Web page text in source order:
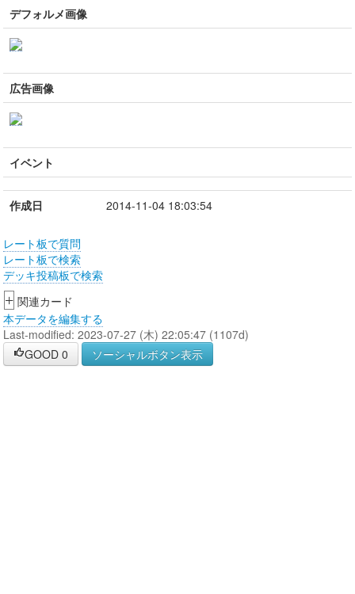
デフォルメ画像
広告画像
イベント
作成日 2014-11-04 18:03:54
レート板で質問
レート板で検索
デッキ投稿板で検索
+ 関連カード
本データを編集する
Last-modified: 2023-07-27 (木) 22:05:47 (1107d)
GOOD 0 ソーシャルボタン表示